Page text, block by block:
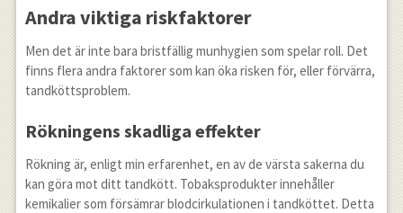
Andra viktiga riskfaktorer
Men det är inte bara bristfällig munhygien som spelar roll. Det
finns flera andra faktorer som kan öka risken för, eller förvärra,
tandköttsproblem.
Rökningens skadliga effekter
Rökning är, enligt min erfarenhet, en av de värsta sakerna du
kan göra mot ditt tandkött. Tobaksprodukter innehåller
kemikalier som försämrar blodcirkulationen i tandköttet. Detta